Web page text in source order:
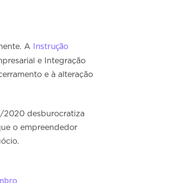
A Instrução
e Integração
e à alteração
2020 desburocratiza
o empreendedor